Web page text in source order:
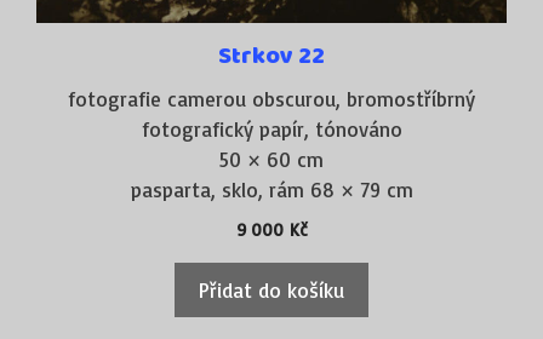
Strkov 22
fotografie camerou obscurou, bromostříbrný
fotografický papír, tónováno
50 × 60 cm
pasparta, sklo, rám 68 × 79 cm
9 000 Kč
Přidat do košíku